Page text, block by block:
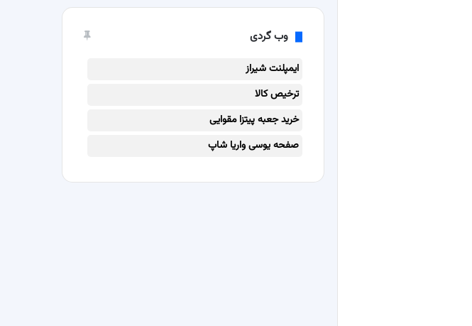
وب گردی
ایمپلنت شیراز
ترخیص کالا
خرید جعبه پیتزا مقوایی
صفحه یوسی واریا شاپ